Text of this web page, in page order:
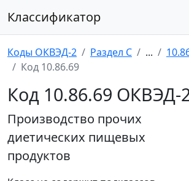
Классификатор
Коды ОКВЭД-2 Раздел C ...
Код 10.86.69
Код 10.86.69 ОКВЭД-
Производство прочих
диетических пищевых
продуктов